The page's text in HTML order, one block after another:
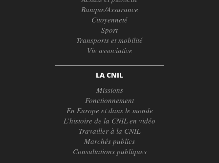
Banque/Assurance
Citoyenneté
Sport
Transports et mobilité
Vie associative
LA CNIL
Missions
Fonctionnement
En Europe et dans le monde
L’histoire de la CNIL en vidéo
Travailler à la CNIL
Marchés publics
Consultations publiques